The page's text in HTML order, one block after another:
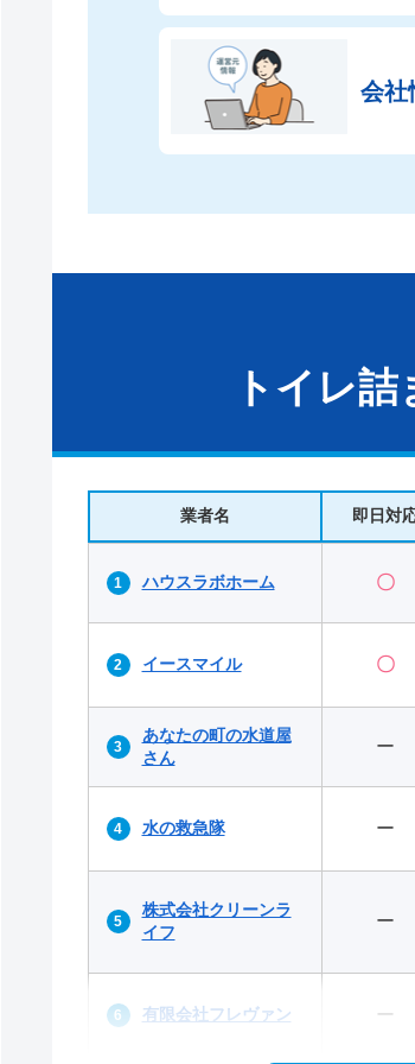
会社
トイレ
業者名 即日対
ハウスラボホーム 〇
イースマイル 〇
あなたの町の水道屋
さん
ー
水の救急隊 ー
株式会社クリーンラ
イフ
ー
有限会社フレヴァン ー